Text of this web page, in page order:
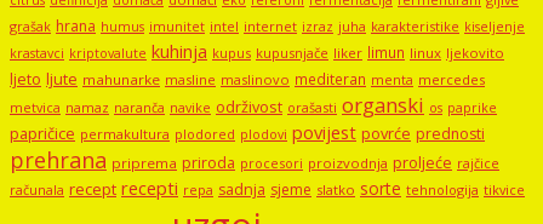
grašak hrana humus imunitet intel internet izraz juha karakteristike kiseljenje
krastavci kriptovalute kuhinja kupus kupusnjače liker limun linux ljekovito
ljeto ljute mahunarke masline maslinovo mediteran menta mercedes
metvica namaz naranča navike održivost orašasti organski os paprike
papričice permakultura plodored plodovi povijest povrće prednosti
prehrana priprema priroda procesori proizvodnja proljeće rajčice
računala recept recepti repa sadnja sjeme slatko sorte tehnologija tikvice